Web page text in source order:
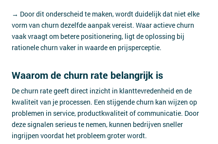
→ Door dit onderscheid te maken, wordt duidelijk dat niet elke
vorm van churn dezelfde aanpak vereist. Waar actieve churn
vaak vraagt om betere positionering, ligt de oplossing bij
rationele churn vaker in waarde en prijsperceptie.
Waarom de churn rate belangrijk is
De churn rate geeft direct inzicht in klanttevredenheid en de
kwaliteit van je processen. Een stijgende churn kan wijzen op
problemen in service, productkwaliteit of communicatie. Door
deze signalen serieus te nemen, kunnen bedrijven sneller
ingrijpen voordat het probleem groter wordt.